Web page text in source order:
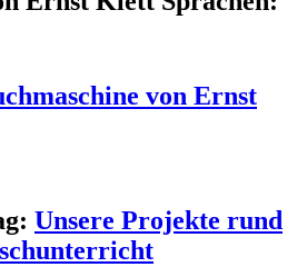
von Ernst
Unsere Projekte rund